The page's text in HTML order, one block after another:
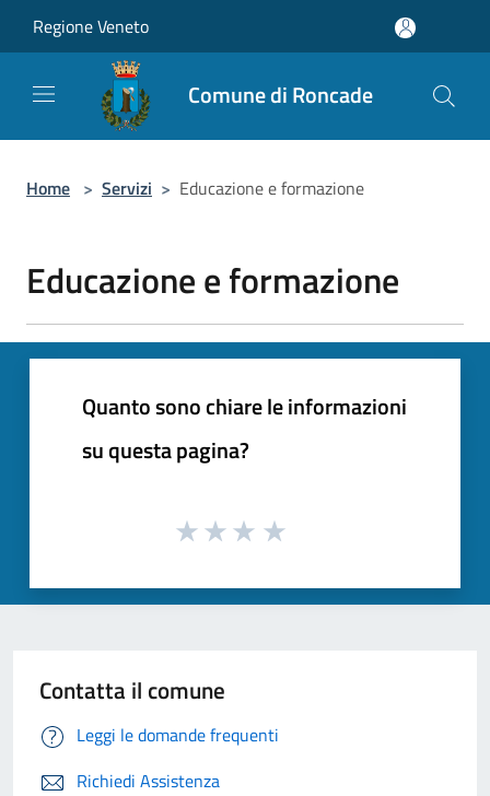
Regione Veneto
Comune di Roncade
Home > Servizi > Educazione e formazione
Educazione e formazione
Quanto sono chiare le informazioni
su questa pagina?
Contatta il comune
Leggi le domande frequenti
Richiedi Assistenza